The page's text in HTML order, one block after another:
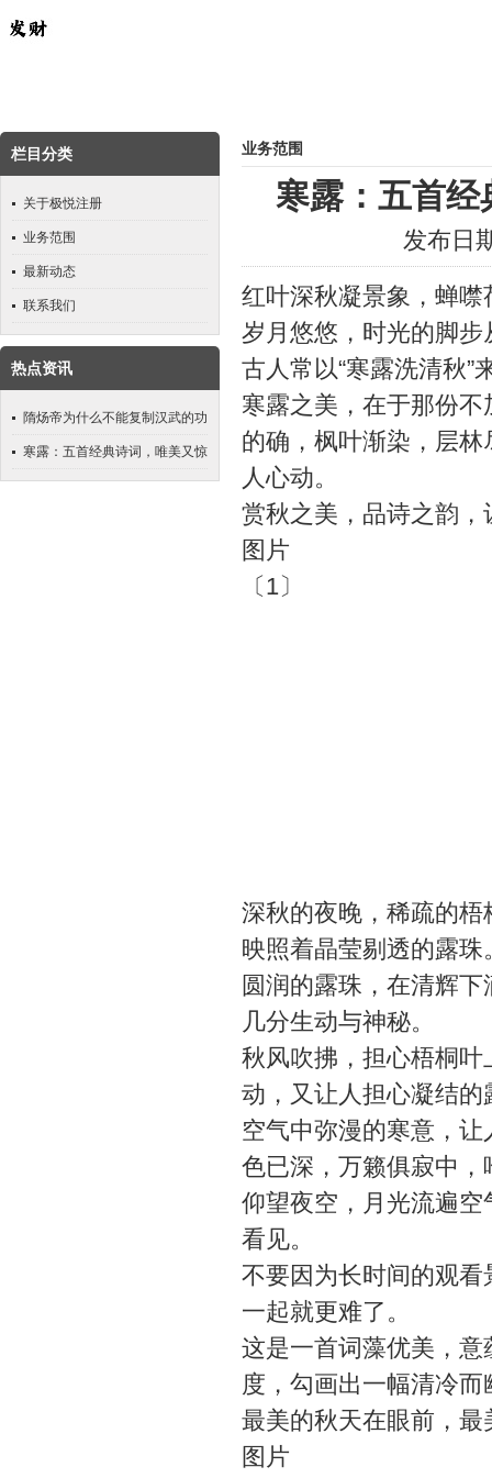
栏目分类
关于极悦注册
业务范围
最新动态
联系我们
热点资讯
隋炀帝为什么不能复制汉武的功
业
寒露：五首经典诗词，唯美又惊
艳，共享醉美人间
业务范围
寒露：五首
发布日
红叶深秋凝景象，蝉噤
岁月悠悠，时光的脚
古人常以“寒露洗清秋”
寒露之美，在于那份
的确，枫叶渐染，层
人心动。
赏秋之美，品诗之韵
图片
〔1〕
深秋的夜晚，稀疏的
映照着晶莹剔透的露珠
圆润的露珠，在清辉
几分生动与神秘。
秋风吹拂，担心梧桐
动，又让人担心凝结
空气中弥漫的寒意，
色已深，万籁俱寂中
仰望夜空，月光流遍
看见。
不要因为长时间的观
一起就更难了。
这是一首词藻优美，
度，勾画出一幅清冷而
最美的秋天在眼前，
图片